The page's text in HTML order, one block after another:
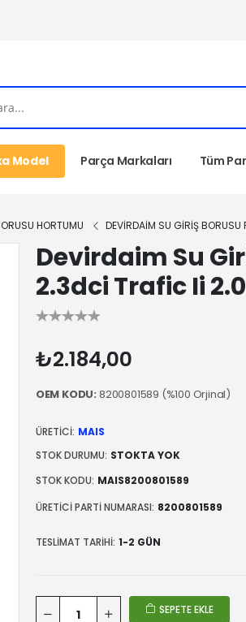
Model Parça Markaları Tüm
HORTUMU DEVIRDAIM SU GIRIŞ
Devirdaim Su
2.3dci Trafic Ii
₺2.184,00
OEM KODU: 8200801589 (%100 Orjinal)
ÜRETICI: MAIS
STOK DURUMU: STOKTA YOK
STOK KODU: MAIS8200801589
ÜRETICI PARTI NUMARASI: 8200801589
TESLIMAT TARIHI: 1-2 GÜN
SEPETE EKLE